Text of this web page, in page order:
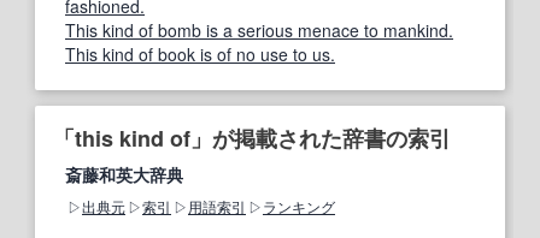
fashioned.
This kind of bomb is a serious menace to mankind.
This kind of book is of no use to us.
「this kind of」が掲載された辞書の索引
斎藤和英大辞典
出典元 索引 用語索引 ランキング